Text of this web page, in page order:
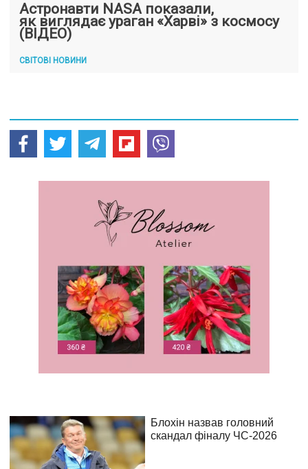
Астронавти NASA показали,
як виглядає ураган «Харві» з космосу
(ВІДЕО)
СВІТОВІ НОВИНИ